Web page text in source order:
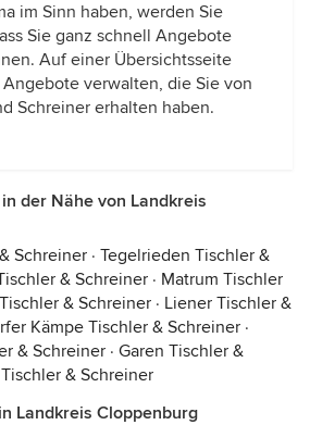
im Sinn haben, werden Sie
Sie ganz schnell Angebote
Auf einer Übersichtsseite
verwalten, die Sie von
Schreiner erhalten haben.
der Nähe von Landkreis
Schreiner · Tegelrieden Tischler &
& Schreiner · Matrum Tischler
& Schreiner · Liener Tischler &
Kämpe Tischler & Schreiner ·
& Schreiner · Garen Tischler &
& Schreiner
Landkreis Cloppenburg